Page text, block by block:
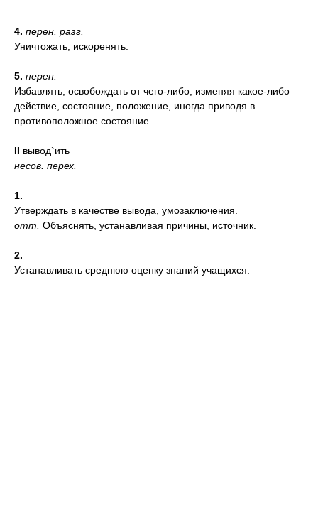
4. перен. разг.
Уничтожать, искоренять.
5. перен.
Избавлять, освобождать от чего-либо, изменяя какое-либо
действие, состояние, положение, иногда приводя в
противоположное состояние.
II вывод`ить
несов. перех.
1.
Утверждать в качестве вывода, умозаключения.
отт. Объяснять, устанавливая причины, источник.
2.
Устанавливать среднюю оценку знаний учащихся.